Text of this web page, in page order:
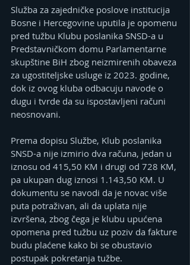
Služba za zajedničke poslove institucija
Bosne i Hercegovine uputila je opomenu
pred tužbu Klubu poslanika SNSD-a u
Predstavničkom domu Parlamentarne
skupštine BiH zbog neizmirenih obaveza
za ugostiteljske usluge iz 2023. godine,
dok iz ovog kluba odbacuju navode o
dugu i tvrde da su ispostavljeni računi
neosnovani.
Prema dopisu Službe, Klub poslanika
SNSD-a nije izmirio dva računa, jedan u
iznosu od 415,50 KM i drugi od 728 KM,
pa ukupan dug iznosi 1.143,50 KM. U
dokumentu se navodi da je novac više
puta potraživan, ali da uplata nije
izvršena, zbog čega je klubu upućena
opomena pred tužbu uz poziv da fakture
budu plaćene kako bi se obustavio
postupak pokretanja tužbe.